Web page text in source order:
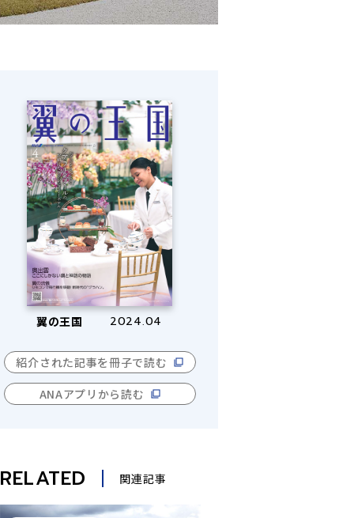
翼の王国 2024.04
紹介された記事を冊子で読む
ANAアプリから読む
RELATED 関連記事